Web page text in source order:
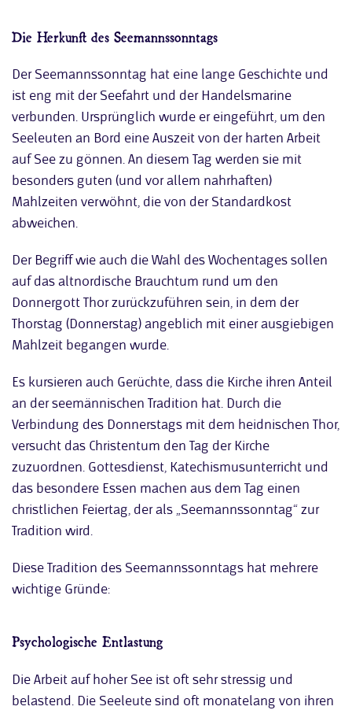
Die Herkunft des Seemannssonntags
Der Seemannssonntag hat eine lange Geschichte und
ist eng mit der Seefahrt und der Handelsmarine
verbunden. Ursprünglich wurde er eingeführt, um den
Seeleuten an Bord eine Auszeit von der harten Arbeit
auf See zu gönnen. An diesem Tag werden sie mit
besonders guten (und vor allem nahrhaften)
Mahlzeiten verwöhnt, die von der Standardkost
abweichen.
Der Begriff wie auch die Wahl des Wochentages sollen
auf das altnordische Brauchtum rund um den
Donnergott Thor zurückzuführen sein, in dem der
Thorstag (Donnerstag) angeblich mit einer ausgiebigen
Mahlzeit begangen wurde.
Es kursieren auch Gerüchte, dass die Kirche ihren Anteil
an der seemännischen Tradition hat. Durch die
Verbindung des Donnerstags mit dem heidnischen Thor,
versucht das Christentum den Tag der Kirche
zuzuordnen. Gottesdienst, Katechismusunterricht und
das besondere Essen machen aus dem Tag einen
christlichen Feiertag, der als „Seemannssonntag“ zur
Tradition wird.
Diese Tradition des Seemannssonntags hat mehrere
wichtige Gründe:
Psychologische Entlastung
Die Arbeit auf hoher See ist oft sehr stressig und
belastend. Die Seeleute sind oft monatelang von ihren